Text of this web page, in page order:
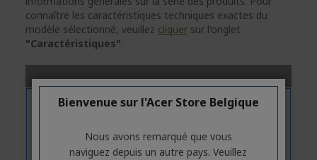
connaître les caractéristiques techniques exactes du
modèle sélectionné, veuillez cliquer sur l'onglet
"Caractéristiques".
Bienvenue sur l'Acer Store Belgique
Nous avons remarqué que vous
naviguez depuis un autre pays. Veuillez